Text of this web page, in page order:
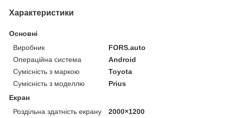
Характеристики
Основні
Виробник
FORS.auto
Операційна система
Android
Сумісність з маркою
Toyota
Сумісність з моделлю
Prius
Екран
Роздільна здатність екрану
2000×1200